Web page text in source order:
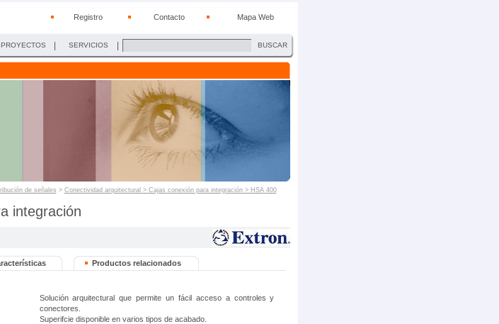
Registro Contacto Mapa Web
PROYECTOS SERVICIOS BUSCAR
de señales > Conectividad arquitectural > Cajas conexión para integración > HSA 400
integración
Productos relacionados
Solución arquitectural que permite un fácil acceso a controles y
conectores.
Superifcie disponible en varios tipos de acabado.